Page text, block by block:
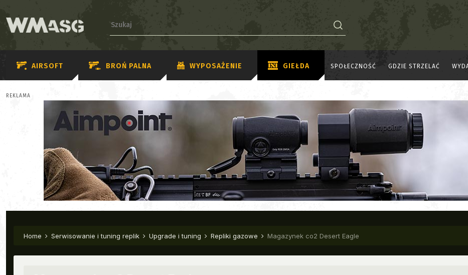
AIRSOFT BROŃ PALNA WYPOSAŻENIE GIEŁDA SPOŁECZNOŚĆ GDZIE STRZELAĆ
REKLAMA